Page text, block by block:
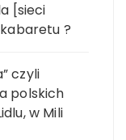
[sieci
?
czyli
polskich
w Mili